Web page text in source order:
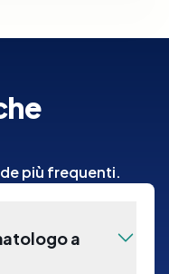
più frequenti.
a